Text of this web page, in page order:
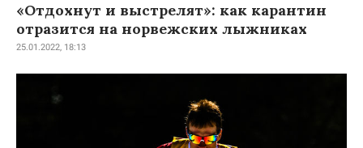
«Отдохнут и выстрелят»: как карантин
отразится на норвежских лыжниках
25.01.2022, 18:13